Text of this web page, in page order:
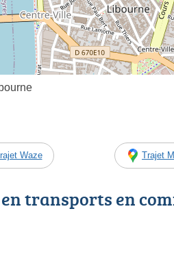
Waze Trajet
transports en